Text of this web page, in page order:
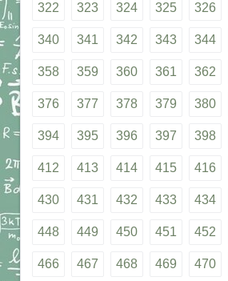
322 323 324 325 326
340 341 342 343 344
358 359 360 361 362
376 377 378 379 380
394 395 396 397 398
412 413 414 415 416
430 431 432 433 434
448 449 450 451 452
466 467 468 469 470